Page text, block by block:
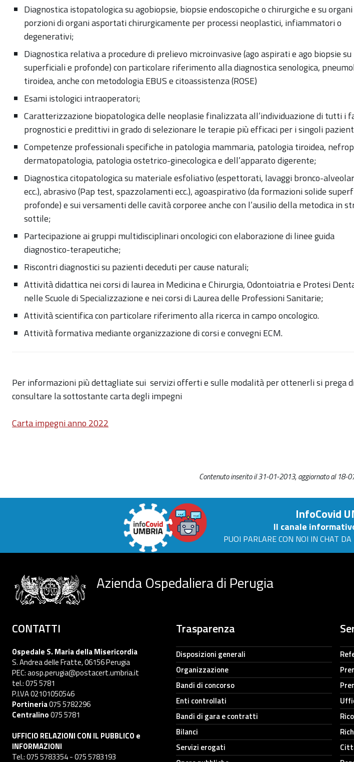
Diagnostica istopatologica su agobiopsie, biopsie endoscopiche o chirurgiche e su organi
porzioni di organi asportati chirurgicamente per processi neoplastici, infiammatori o
degenerativi;
Diagnostica relativa a procedure di prelievo microinvasive (ago aspirati e ago biopsie su
superficiali e profonde) con particolare riferimento alla diagnostica senologica,
tiroidea, anche con metodologia EBUS e citoassistenza (ROSE)
Esami istologici intraoperatori;
Caratterizzazione biopatologica delle neoplasie finalizzata all’individuazione di tutti i
prognostici e predittivi in grado di selezionare le terapie più efficaci per i singoli
Competenze professionali specifiche in patologia mammaria, patologia tiroidea,
dermatopatologia, patologia ostetrico-ginecologica e dell’apparato digerente;
Diagnostica citopatologica su materiale esfoliativo (espettorati, lavaggi bronco-
ecc.), abrasivo (Pap test, spazzolamenti ecc.), agoaspirativo (da formazioni solide
profonde) e sui versamenti delle cavità corporee anche con l’ausilio della metodica in
sottile;
Partecipazione ai gruppi multidisciplinari oncologici con elaborazione di linee guida
diagnostico-terapeutiche;
Riscontri diagnostici su pazienti deceduti per cause naturali;
Attività didattica nei corsi di laurea in Medicina e Chirurgia, Odontoiatria e Protesi
nelle Scuole di Specializzazione e nei corsi di Laurea delle Professioni Sanitarie;
Attività scientifica con particolare riferimento alla ricerca in campo oncologico.
Attività formativa mediante organizzazione di corsi e convegni ECM.
Per informazioni più dettagliate sui servizi offerti e sulle modalità per ottenerli si prega
consultare la sottostante carta degli impegni
Carta impegni anno 2022
Contenuto inserito il 31-01-2013, aggiornato al 18-
InfoCovid
Il canale
PUOI PARLARE CON NOI IN CHAT
Azienda Ospedaliera di Perugia
CONTATTI
Ospedale S. Maria della Misericordia
S. Andrea delle Fratte, 06156 Perugia
PEC: aosp.perugia@postacert.umbria.it
tel.: 075 5781
P.I.VA 02101050546
Portineria075 5782296
Centralino075 5781
UFFICIO RELAZIONI CON IL PUBBLICO e
INFORMAZIONI
Tel.: 075 5783354 - 075 5783193
Trasparenza
Disposizioni generali
Organizzazione
Bandi di concorso
Enti controllati
Bandi di gara e contratti
Bilanci
Servizi erogati